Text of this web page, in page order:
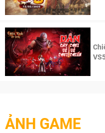
ẢNH GAME